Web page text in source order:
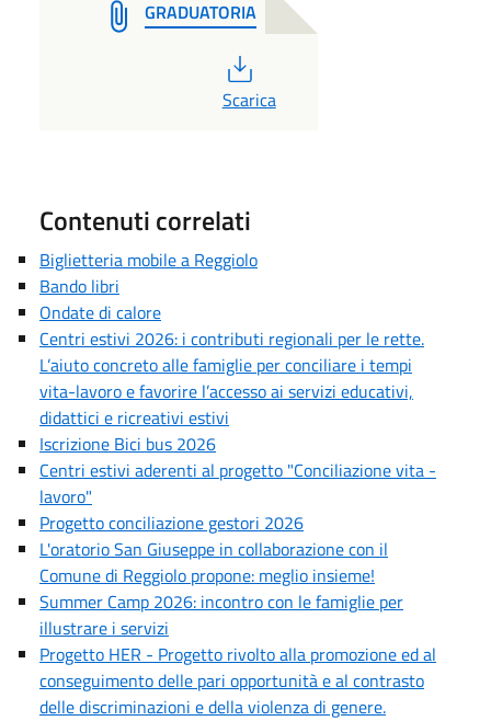
GRADUATORIA
PDF
Scarica
Contenuti correlati
Biglietteria mobile a Reggiolo
Bando libri
Ondate di calore
Centri estivi 2026: i contributi regionali per le rette.
L’aiuto concreto alle famiglie per conciliare i tempi
vita-lavoro e favorire l’accesso ai servizi educativi,
didattici e ricreativi estivi
Iscrizione Bici bus 2026
Centri estivi aderenti al progetto "Conciliazione vita -
lavoro"
Progetto conciliazione gestori 2026
L'oratorio San Giuseppe in collaborazione con il
Comune di Reggiolo propone: meglio insieme!
Summer Camp 2026: incontro con le famiglie per
illustrare i servizi
Progetto HER - Progetto rivolto alla promozione ed al
conseguimento delle pari opportunità e al contrasto
delle discriminazioni e della violenza di genere.